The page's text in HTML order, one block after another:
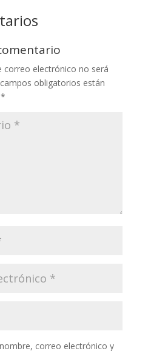
correo electrónico no será
obligatorios están
*
correo electrónico y